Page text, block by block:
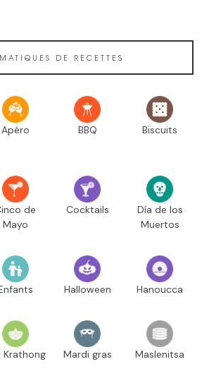
DE RECETTES
Apéro BBQ Biscuits
de
Mayo
Cocktails
Día de los
Muertos
Halloween Hanoucca
Krathong Mardi gras Maslenitsa